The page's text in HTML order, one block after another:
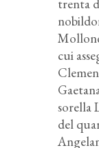
trenta
cui
sorella
del